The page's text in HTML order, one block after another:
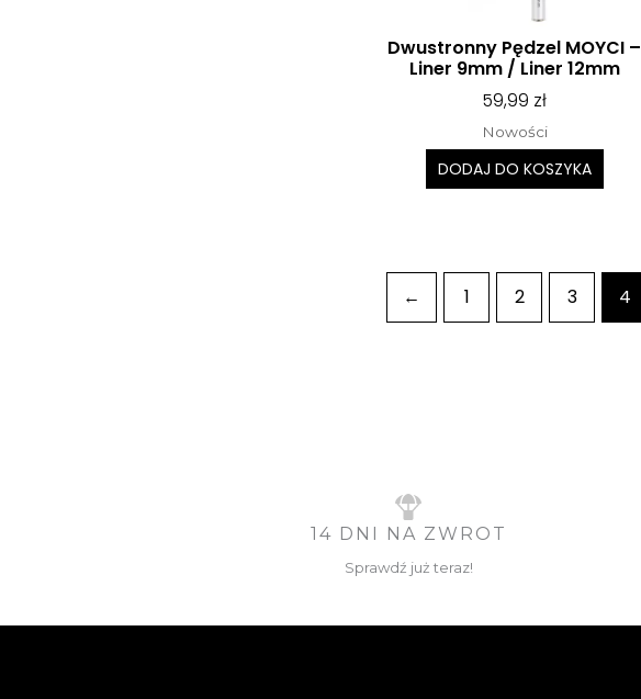
Dwustronny Pędzel MOYCI –
Liner 9mm / Liner 12mm
59,99 zł
Nowości
DODAJ DO KOSZYKA
← 1 2 3 4
14 DNI NA ZWROT
Sprawdź już teraz!